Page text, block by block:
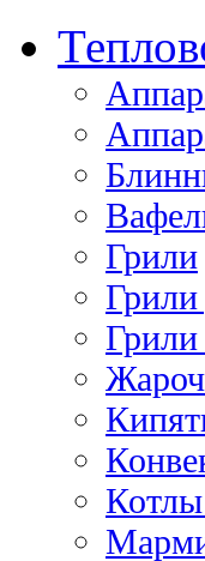
Грили
Грили